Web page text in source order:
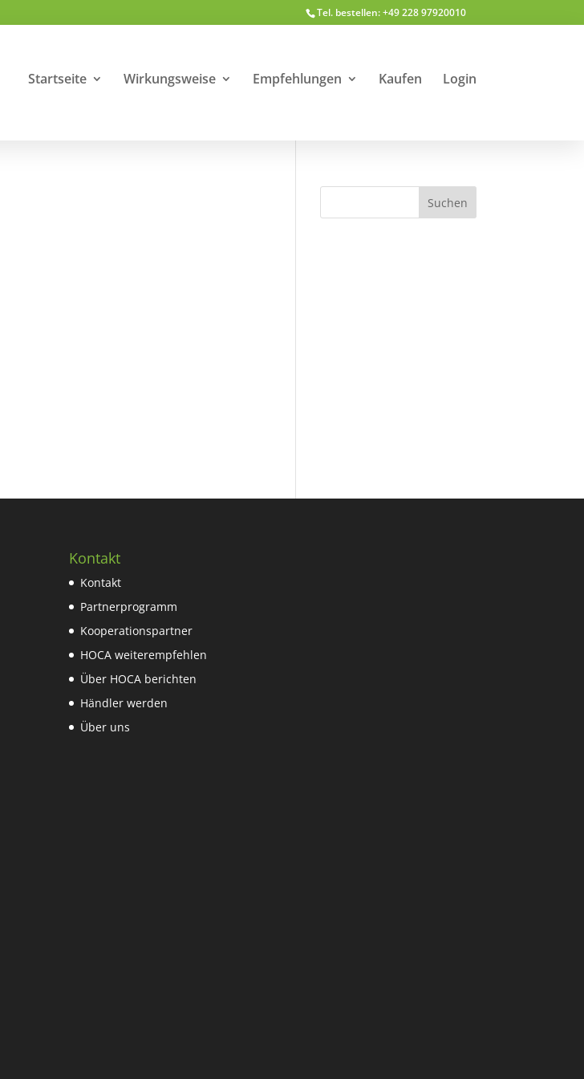
Tel. bestellen: +49 228 97920010
Startseite Wirkungsweise Empfehlungen Kaufen Login
Kontakt
Kontakt
Partnerprogramm
Kooperationspartner
HOCA weiterempfehlen
Über HOCA berichten
Händler werden
Über uns